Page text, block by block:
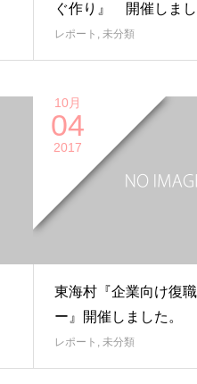
ぐ作り』 開催しまし
レポート , 未分類
10月
04
2017
東海村『企業向け復
ー』開催しました。
レポート , 未分類